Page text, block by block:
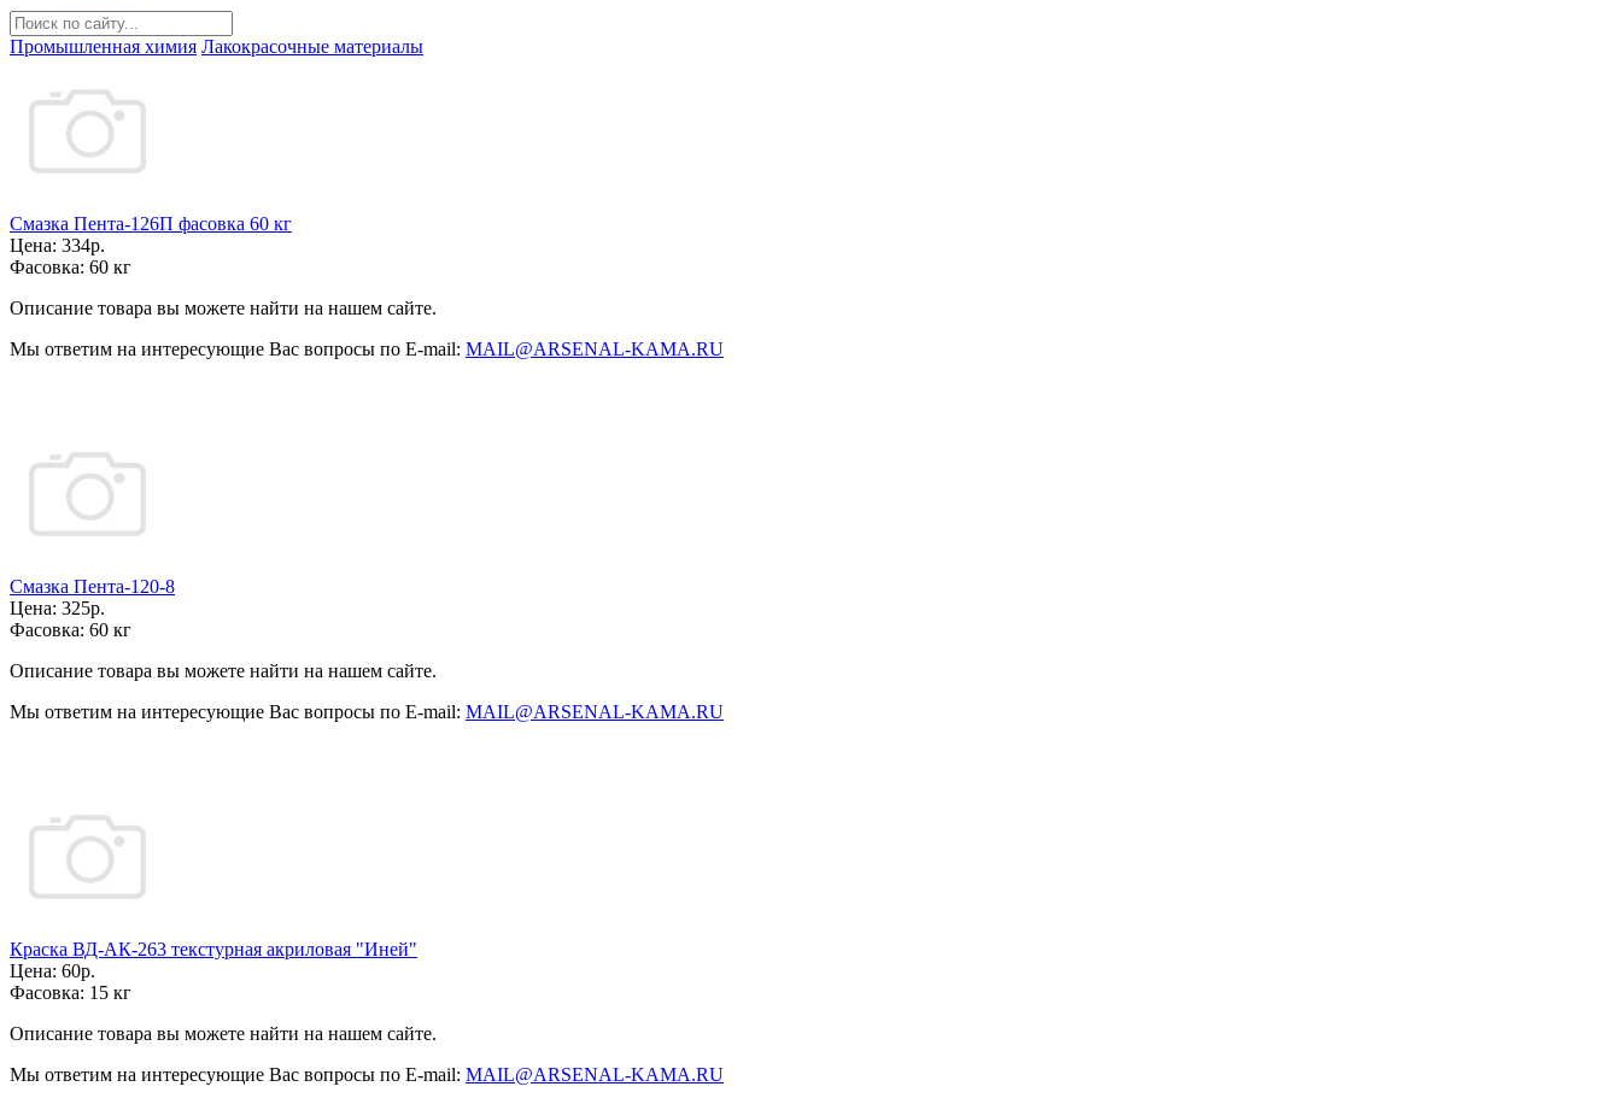
Промышленная химия Лакокрасочные материалы
Смазка Пента-126П фасовка 60 кг
Цена: 334р.
Фасовка: 60 кг
Описание товара вы можете найти на нашем сайте.
Мы ответим на интересующие Вас вопросы по E-mail: MAIL@ARSENAL-KAMA.RU
Смазка Пента-120-8
Цена: 325р.
Фасовка: 60 кг
Описание товара вы можете найти на нашем сайте.
Мы ответим на интересующие Вас вопросы по E-mail: MAIL@ARSENAL-KAMA.RU
Краска ВД-АК-263 текстурная акриловая "Иней"
Цена: 60р.
Фасовка: 15 кг
Описание товара вы можете найти на нашем сайте.
Мы ответим на интересующие Вас вопросы по E-mail: MAIL@ARSENAL-KAMA.RU